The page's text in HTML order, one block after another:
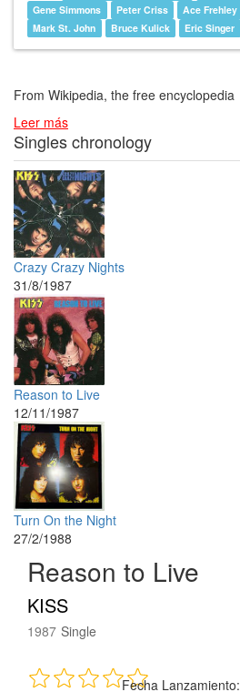
Gene Simmons
Peter Criss Ace Frehley
Mark St. John
Bruce Kulick Eric Singer
From Wikipedia, the free encyclopedia
Leer más
Singles chronology
Crazy Crazy Nights
31/8/1987
Reason to Live
12/11/1987
Turn On the Night
27/2/1988
Reason to Live
KISS
1987 Single
Fecha Lanzamiento: